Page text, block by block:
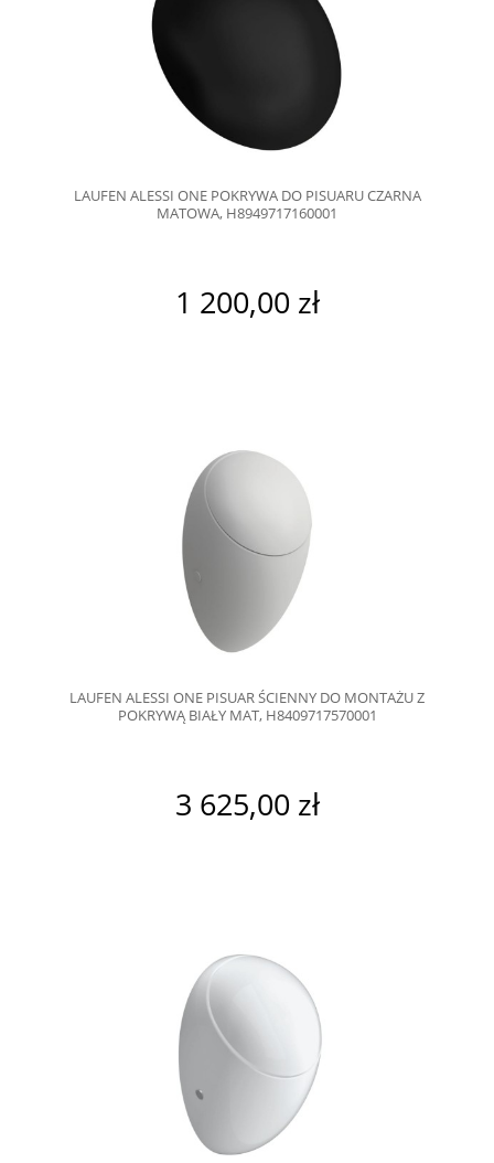
LAUFEN ALESSI ONE POKRYWA DO PISUARU CZARNA
MATOWA, H8949717160001
1 200,00 zł
LAUFEN ALESSI ONE PISUAR ŚCIENNY DO MONTAŻU Z
POKRYWĄ BIAŁY MAT, H8409717570001
3 625,00 zł